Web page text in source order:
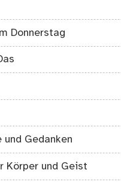
Donnerstag
und Gedanken
Körper und Geist